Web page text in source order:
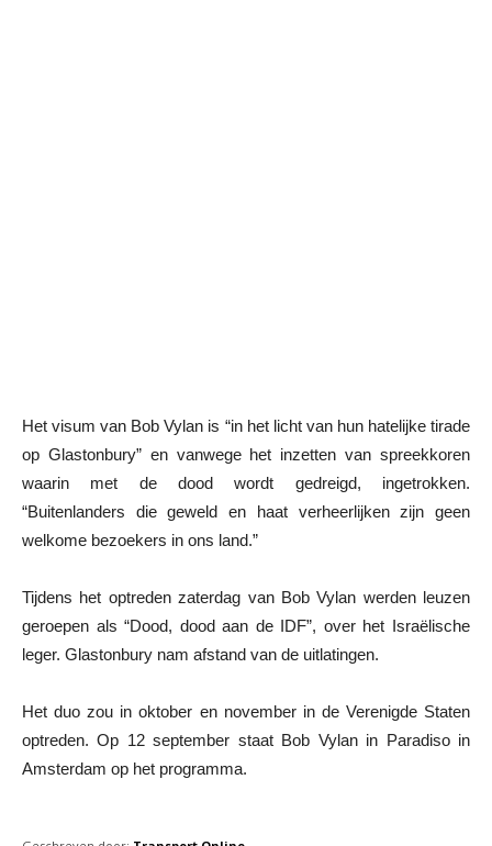
Het visum van Bob Vylan is “in het licht van hun hatelijke tirade
op Glastonbury” en vanwege het inzetten van spreekkoren
waarin met de dood wordt gedreigd, ingetrokken.
“Buitenlanders die geweld en haat verheerlijken zijn geen
welkome bezoekers in ons land.”
Tijdens het optreden zaterdag van Bob Vylan werden leuzen
geroepen als “Dood, dood aan de IDF”, over het Israëlische
leger. Glastonbury nam afstand van de uitlatingen.
Het duo zou in oktober en november in de Verenigde Staten
optreden. Op 12 september staat Bob Vylan in Paradiso in
Amsterdam op het programma.